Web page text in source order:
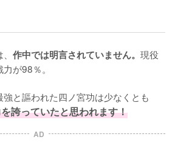
作中では明言されていません。 現役
が98％。
と謳われた四ノ宮功は少なくとも
誇っていたと思われます！
AD